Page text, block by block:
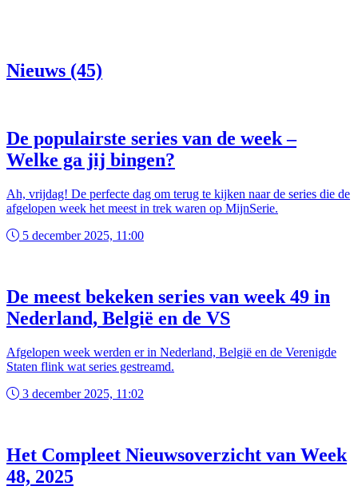
Nieuws (45)
De populairste series van de week –
Welke ga jij bingen?
Ah, vrijdag! De perfecte dag om terug te kijken naar de series die de
afgelopen week het meest in trek waren op MijnSerie.
5 december 2025, 11:00
De meest bekeken series van week 49 in
Nederland, België en de VS
Afgelopen week werden er in Nederland, België en de Verenigde
Staten flink wat series gestreamd.
3 december 2025, 11:02
Het Compleet Nieuwsoverzicht van Week
48, 2025